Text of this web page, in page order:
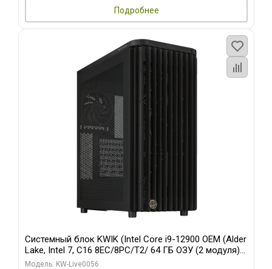
Подробнее
Системный блок KWIK (Intel Core i9-12900 OEM (Alder
Lake, Intel 7, C16 8EC/8PC/T2/ 64 ГБ ОЗУ (2 модуля)/
Palit RTX5080 INFINITY 3 OC 16GB GDDR7 256bit 3xDP
Модель: KW-Live0056